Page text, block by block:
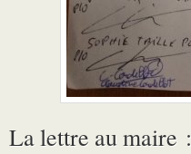
La lettre au maire :